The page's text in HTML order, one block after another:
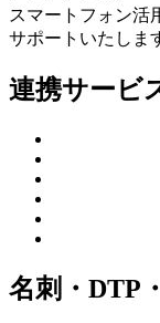
スマートフォン活
サポートいたしま
連携サービ
名刺・DTP